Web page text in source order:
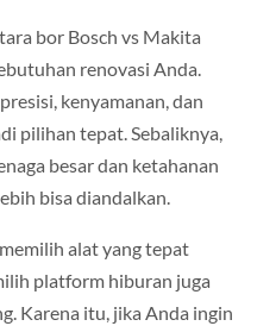
bor Bosch vs Makita
renovasi Anda.
kenyamanan, dan
pilihan tepat. Sebaliknya,
besar dan ketahanan
bisa diandalkan.
alat yang tepat
platform hiburan juga
Karena itu, jika Anda ingin